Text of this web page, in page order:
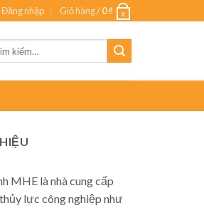
Đăng nhập Giỏ hàng /0₫ 0
MHE là nhà cung cấp
lực công nghiệp như